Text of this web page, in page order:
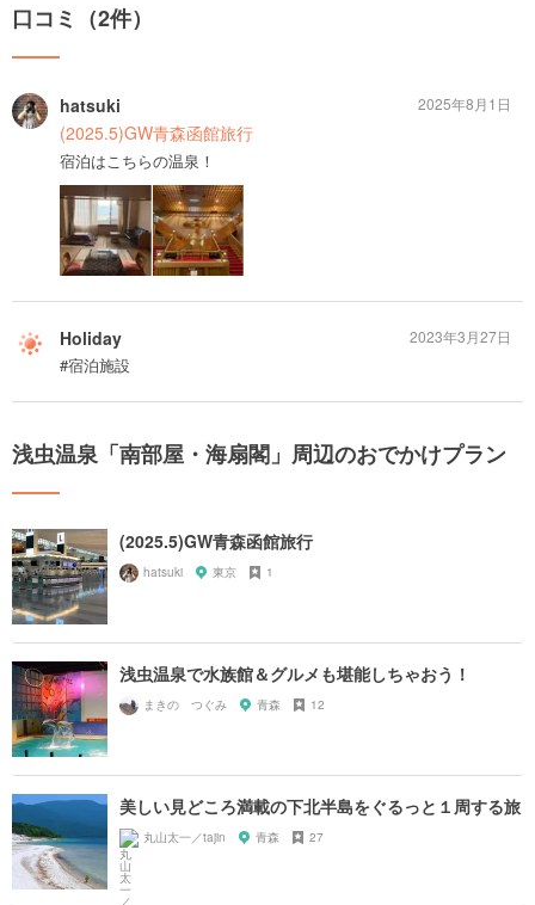
口コミ（2件）
hatsuki
(2025.5)GW青森函館旅行
宿泊はこちらの温泉！
2025年8月1日
Holiday
#宿泊施設
2023年3月27日
浅虫温泉「南部屋・海扇閣」周辺のおでかけプラン
(2025.5)GW青森函館旅行
hatsuki 東京 1
浅虫温泉で水族館＆グルメも堪能しちゃおう！
まきの つぐみ 青森 12
美しい見どころ満載の下北半島をぐるっと１周する旅
丸山太一／tajin 青森 27